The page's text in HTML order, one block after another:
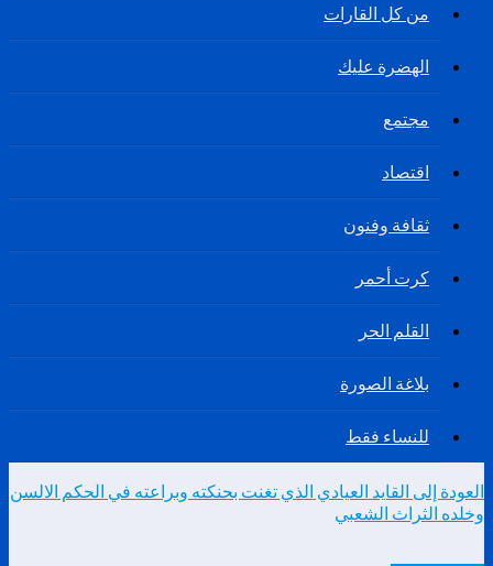
من كل القارات
الهضرة عليك
مجتمع
اقتصاد
ثقافة وفنون
كرت أحمر
القلم الحر
بلاغة الصورة
للنساء فقط
العودة إلى القايد العيادي الذي تغنت بحنكته وبراعته في الحكم الالسن
وخلده الثراث الشعبي